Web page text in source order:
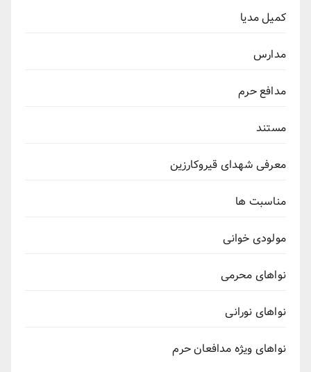
کمیل مدیا
مدارس
مدافع حرم
مستند
معرفی شهدای قیروکارزین
مناسبت ها
مولودی خوانی
نواهای محرمی
نواهای نورانی
نواهای ویژه مدافعان حرم